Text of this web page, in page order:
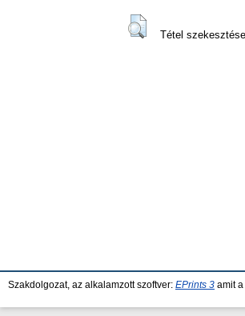
Tétel szekesztése
Szakdolgozat, az alkalamzott szoftver: EPrints 3 amit a